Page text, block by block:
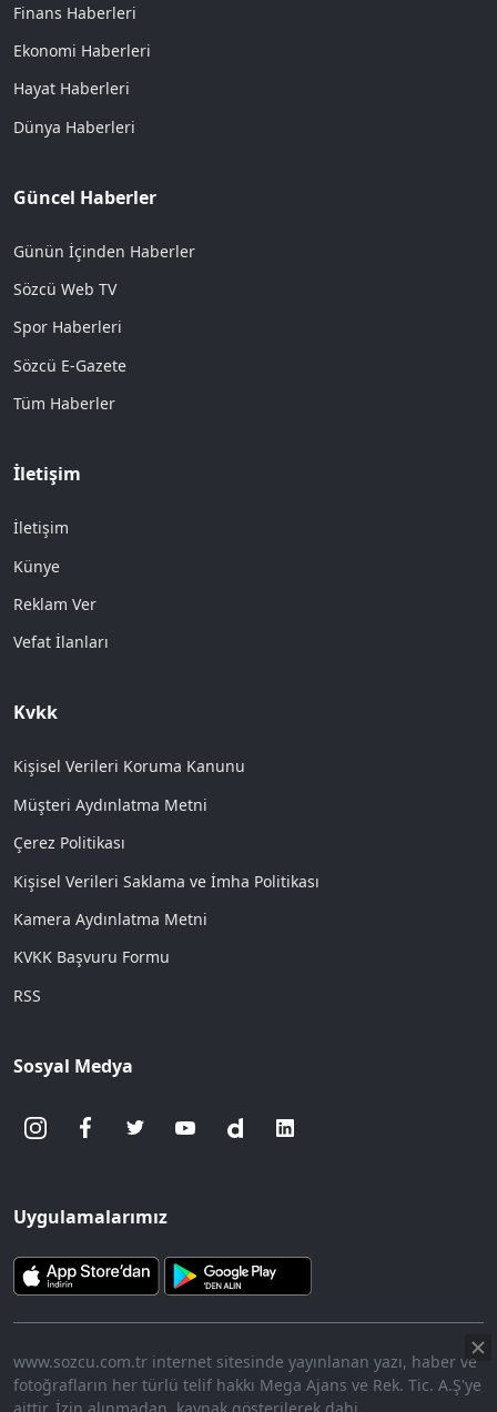
Finans Haberleri
Ekonomi Haberleri
Hayat Haberleri
Dünya Haberleri
Güncel Haberler
Günün İçinden Haberler
Sözcü Web TV
Spor Haberleri
Sözcü E-Gazete
Tüm Haberler
İletişim
İletişim
Künye
Reklam Ver
Vefat İlanları
Kvkk
Kişisel Verileri Koruma Kanunu
Müşteri Aydınlatma Metni
Çerez Politikası
Kişisel Verileri Saklama ve İmha Politikası
Kamera Aydınlatma Metni
KVKK Başvuru Formu
RSS
Sosyal Medya
Uygulamalarımız
www.sozcu.com.tr internet sitesinde yayınlanan yazı, haber ve
fotoğrafların her türlü telif hakkı Mega Ajans ve Rek. Tic. A.Ş'ye